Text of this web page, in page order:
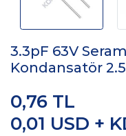
3.3pF 63V
Kondansatör
0,01 USD +
0,76 TL